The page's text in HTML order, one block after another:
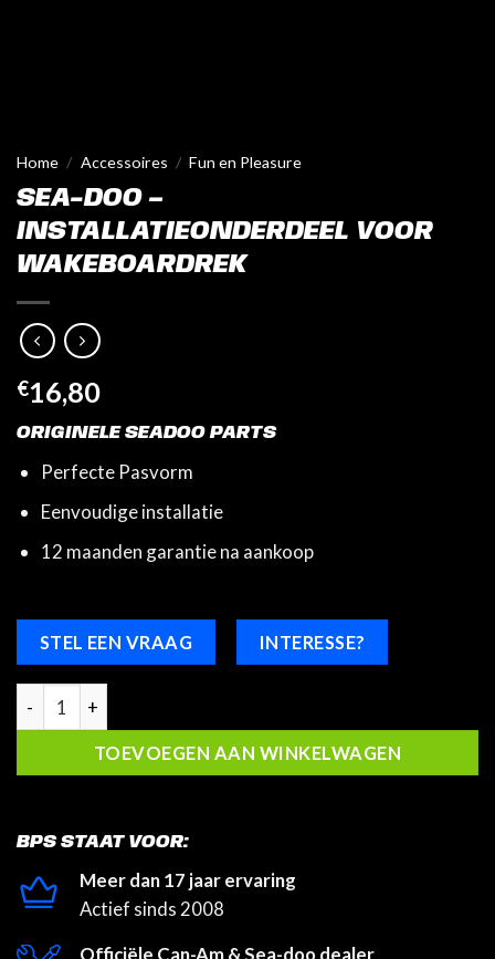
Home / Accessoires / Fun en Pleasure
SEA-DOO –
INSTALLATIEONDERDEEL VOOR
WAKEBOARDREK
€16,80
ORIGINELE SEADOO PARTS
Perfecte Pasvorm
Eenvoudige installatie
12 maanden garantie na aankoop
STEL EEN VRAAG INTERESSE?
Sea-Doo - Installatieonderdeel voor wakeboardrek aantal
TOEVOEGEN AAN WINKELWAGEN
BPS STAAT VOOR:
Meer dan 17 jaar ervaring
Actief sinds 2008